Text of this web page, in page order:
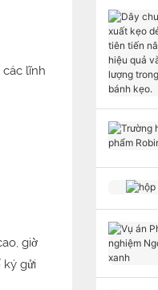
các lĩnh
giờ
ký gửi